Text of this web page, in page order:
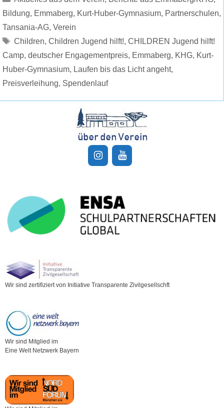
Bildung, Emmaberg, Kurt-Huber-Gymnasium, Partnerschulen,
Tansania-AG, Verein
Schlagwörter
Children, Children Jugend hilft!, CHILDREN Jugend hilft!
Camp, deutscher Engagementpreis, Emmaberg, KHG, Kurt-
Huber-Gymnasium, Laufen bis das Licht angeht,
Preisverleihung, Spendenlauf
Wir sind zertifiziert von Initiative Transparente Zivilgesellschft
Wir sind Mitglied im
Eine Welt Netzwerk Bayern